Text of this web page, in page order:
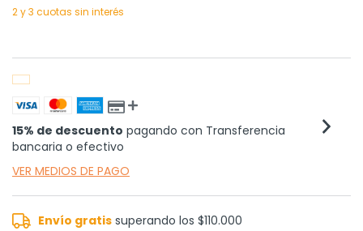
15% de descuento pagando con Transferencia
bancaria o efectivo
VER MEDIOS DE PAGO
Envío gratis superando los$110.000